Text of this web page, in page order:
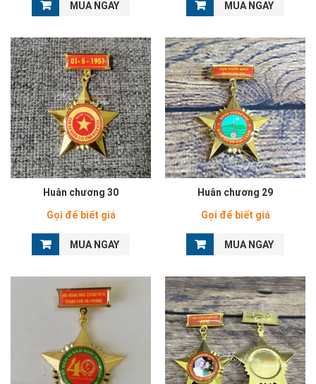
MUA NGAY MUA NGAY
Huân chương 30
Gọi để biết giá
MUA NGAY
Huân chương 29
Gọi để biết giá
MUA NGAY